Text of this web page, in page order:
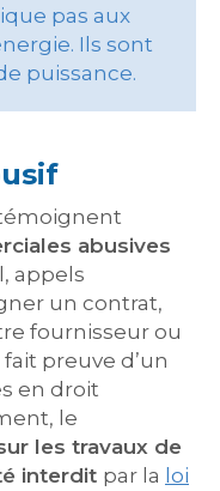
pas aux
Ils sont
puissance.
abusives
appels
un contrat,
fournisseur ou
preuve d’un
en droit
le
les travaux de
interdit par la loi